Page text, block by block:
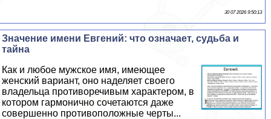
30 07 2026 9:50:13
Значение имени Евгений: что означает, судьба и
тайна
Как и любое мужское имя, имеющее
женский вариант, оно наделяет своего
владельца противоречивым хаpaктером, в
котором гармонично сочетаются даже
совершенно противоположные черты...